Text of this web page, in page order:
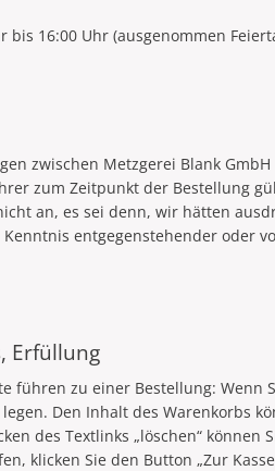
bis 16:00 Uhr (ausgenommen
zwischen Metzgerei Blank
zum Zeitpunkt der Bestellung
an, es sei denn, wir hätten
entgegenstehender oder
Erfüllung
führen zu einer Bestellung: Wenn
Den Inhalt des Warenkorbs
des Textlinks „löschen“
klicken Sie den Button „Zur